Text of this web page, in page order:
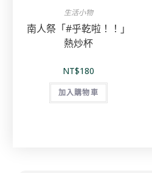
生活小物
南人祭「#乎乾啦！！」
熱炒杯
NT$180
加入購物車